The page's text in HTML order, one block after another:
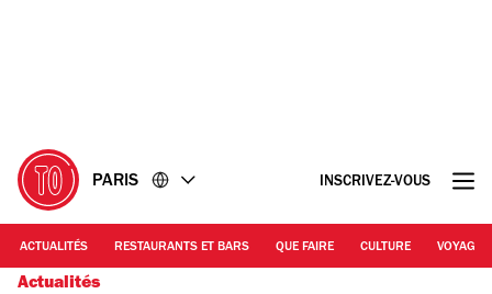
PARIS INSCRIVEZ-VOUS
ACTUALITÉS RESTAURANTS ET BARS QUE FAIRE CULTURE VOYAGE
Actualités